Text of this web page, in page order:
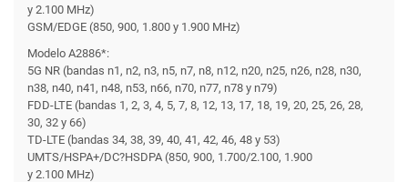
y 2.100 MHz)
GSM/EDGE (850, 900, 1.800 y 1.900 MHz)
Modelo A2886*:
5G NR (bandas n1, n2, n3, n5, n7, n8, n12, n20, n25, n26, n28, n30,
n38, n40, n41, n48, n53, n66, n70, n77, n78 y n79)
FDD-LTE (bandas 1, 2, 3, 4, 5, 7, 8, 12, 13, 17, 18, 19, 20, 25, 26, 28,
30, 32 y 66)
TD-LTE (bandas 34, 38, 39, 40, 41, 42, 46, 48 y 53)
UMTS/HSPA+/DC?HSDPA (850, 900, 1.700/2.100, 1.900
y 2.100 MHz)